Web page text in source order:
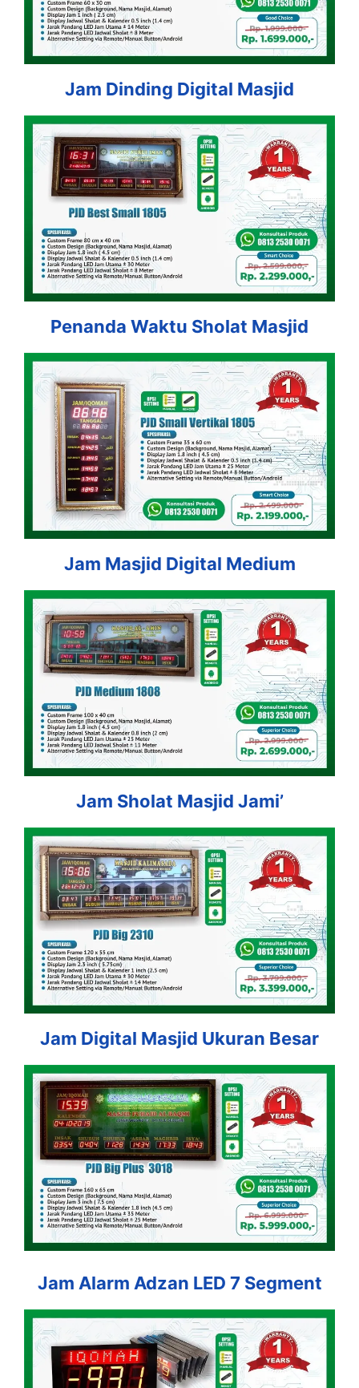
Jam Dinding Digital Masjid
Penanda Waktu Sholat Masjid
Jam Masjid Digital Medium
Jam Sholat Masjid Jami’
Jam Digital Masjid Ukuran Besar
Jam Alarm Adzan LED 7 Segment